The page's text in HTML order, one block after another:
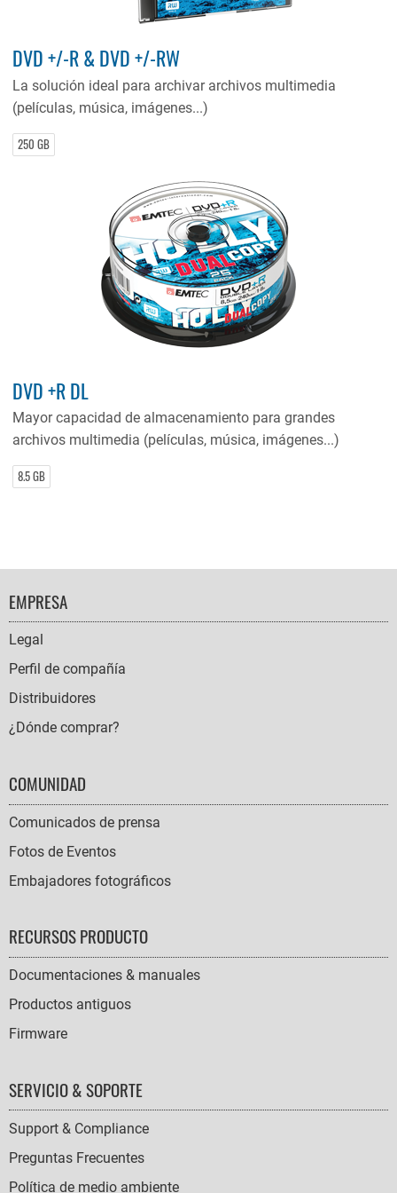
DVD +/-R & DVD +/-RW
La solución ideal para archivar archivos multimedia
(películas, música, imágenes...)
250 GB
DVD +R DL
Mayor capacidad de almacenamiento para grandes
archivos multimedia (películas, música, imágenes...)
8.5 GB
FOOTER
NAVIGATION
EMPRESA
Legal
Perfil de compañía
Distribuidores
¿Dónde comprar?
COMUNIDAD
Comunicados de prensa
Fotos de Eventos
Embajadores fotográficos
RECURSOS PRODUCTO
Documentaciones & manuales
Productos antiguos
Firmware
SERVICIO & SOPORTE
Support & Compliance
Preguntas Frecuentes
Política de medio ambiente